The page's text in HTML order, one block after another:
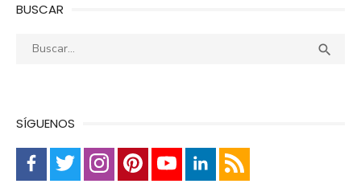
BUSCAR
Buscar: 
SÍGUENOS